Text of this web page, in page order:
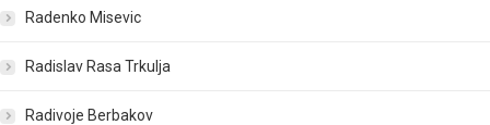
Radenko Misevic
Radislav Rasa Trkulja
Radivoje Berbakov